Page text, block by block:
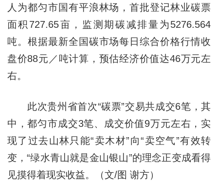
人为都匀市国有平浪林场，首批登记林业碳票
面积727.65亩，监测期碳减排量为5276.564
吨。根据最新全国碳市场每日综合价格行情收
盘价88元／吨计算，预估经济价值达46万元左
右。
此次贵州省首次“碳票”交易共成交6笔，其
中，都匀市成交3笔、成交价值9万元左右，实
现了过去山林只能“卖木材”向“卖空气”有效转
变，“绿水青山就是金山银山”的理念正变成看得
见摸得着现实收益。（文/图 谢方）